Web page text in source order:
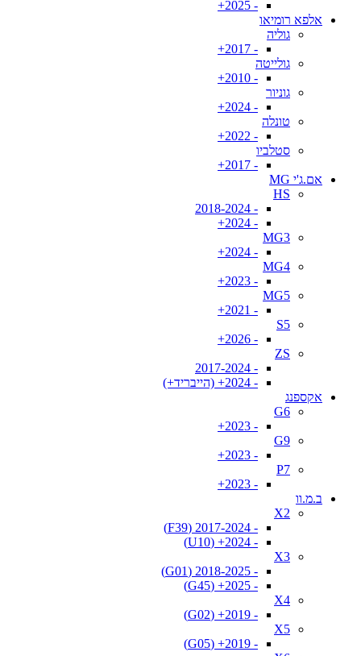
- 2025+
אלפא רומיאו
גוליה
- 2017+
גולייטה
- 2010+
גוניור
- 2024+
טונלה
- 2022+
סטלביו
- 2017+
אם.ג'י MG
HS
- 2018-2024
- 2024+
MG3
- 2024+
MG4
- 2023+
MG5
- 2021+
S5
- 2026+
ZS
- 2017-2024
- 2024+ (הייבריד+)
אקספנג
G6
- 2023+
G9
- 2023+
P7
- 2023+
ב.מ.וו
X2
- 2017-2024 (F39)
- 2024+ (U10)
X3
- 2018-2025 (G01)
- 2025+ (G45)
X4
- 2019+ (G02)
X5
- 2019+ (G05)